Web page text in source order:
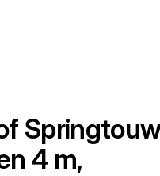
4 m,